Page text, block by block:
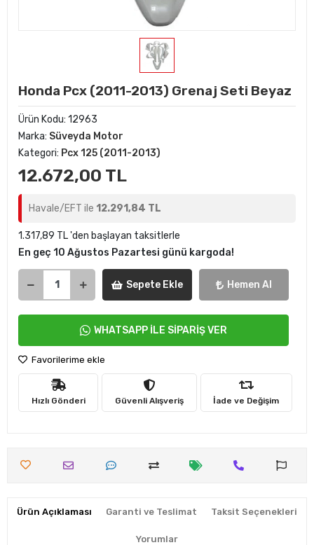
Honda Pcx (2011-2013) Grenaj Seti Beyaz
Ürün Kodu: 12963
Marka: Süveyda Motor
Kategori: Pcx 125 (2011-2013)
12.672,00 TL
Havale/EFT ile 12.291,84 TL
1.317,89 TL 'den başlayan taksitlerle
En geç 10 Ağustos Pazartesi günü kargoda!
Sepete Ekle Hemen Al
WHATSAPP İLE SİPARİŞ VER
Favorilerime ekle
Hızlı Gönderi Güvenli Alışveriş İade ve Değişim
Ürün Açıklaması Garanti ve Teslimat Taksit Seçenekleri
Yorumlar